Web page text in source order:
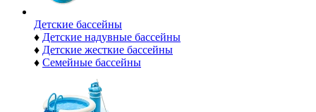
Детские бассейны
♦ Детские надувные бассейны
♦ Детские жесткие бассейны
♦ Семейные бассейны